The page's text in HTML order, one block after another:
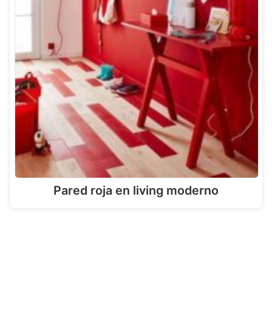
Pared roja en living moderno